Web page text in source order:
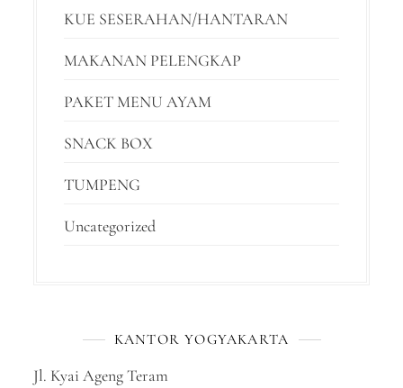
KUE SESERAHAN/HANTARAN
MAKANAN PELENGKAP
PAKET MENU AYAM
SNACK BOX
TUMPENG
Uncategorized
KANTOR YOGYAKARTA
Jl. Kyai Ageng Teram